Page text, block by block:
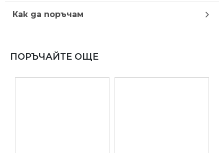
Как да поръчам
ПОРЪЧАЙТЕ ОЩЕ